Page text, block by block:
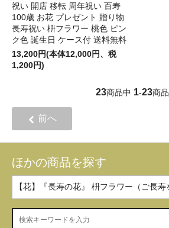
祝い 開店 移転 周年祝い 百寿
100歳 お花 プレゼント 贈り物
長寿祝い 枡フラワー 桃色 ピン
ク色 誕生日 ケース付 送料無料
13,200円(本体12,000円、税
1,200円)
23商品中 1-23商品
前へ
ほかの商品を探す